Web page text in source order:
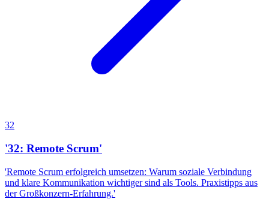
32
'32: Remote Scrum'
'Remote Scrum erfolgreich umsetzen: Warum soziale Verbindung
und klare Kommunikation wichtiger sind als Tools. Praxistipps aus
der Großkonzern-Erfahrung.'